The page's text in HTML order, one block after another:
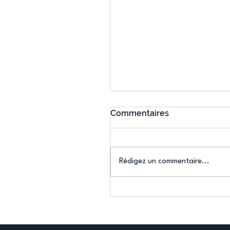
Ping ? Quand le tennis
Commentaires
Rédigez un commentaire...